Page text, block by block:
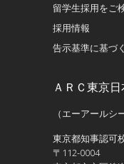
留学生採用をご
採用情報
告示基準に基づ
ＡＲＣ東京
（エーアールシ
東京都知事認
〒112-0004